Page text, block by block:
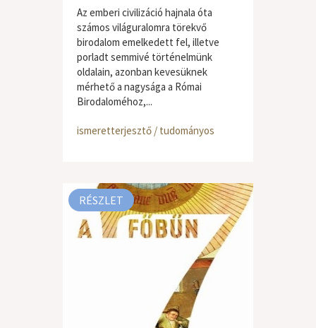
Az emberi civilizáció hajnala óta
számos világuralomra törekvő
birodalom emelkedett fel, illetve
porladt semmivé történelmünk
oldalain, azonban kevesüknek
mérhető a nagysága a Római
Birodaloméhoz,...
ismeretterjesztő / tudományos
RÉSZLET